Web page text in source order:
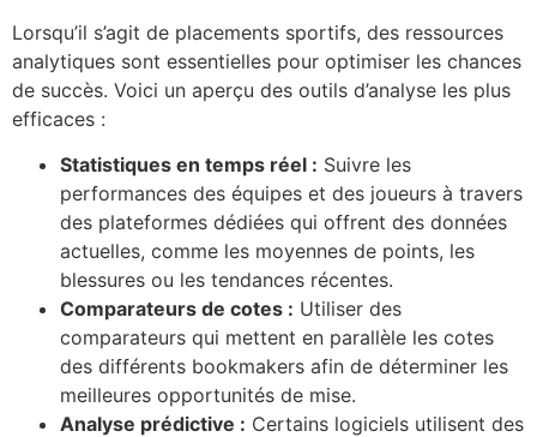
Lorsqu’il s’agit de placements sportifs, des ressources
analytiques sont essentielles pour optimiser les chances
de succès. Voici un aperçu des outils d’analyse les plus
efficaces :
Statistiques en temps réel : Suivre les
performances des équipes et des joueurs à travers
des plateformes dédiées qui offrent des données
actuelles, comme les moyennes de points, les
blessures ou les tendances récentes.
Comparateurs de cotes : Utiliser des
comparateurs qui mettent en parallèle les cotes
des différents bookmakers afin de déterminer les
meilleures opportunités de mise.
Analyse prédictive : Certains logiciels utilisent des